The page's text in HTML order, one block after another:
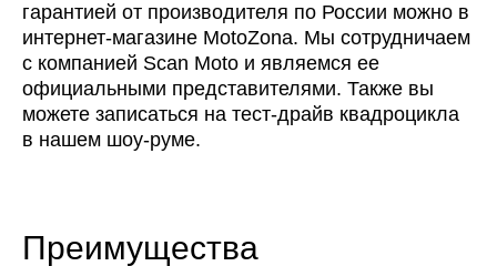
Ширина упаковки(мм)
Высота упаковки (мм)
ПОДВЕСКА
гарантией от производителя по России можно в
интернет-магазине MotoZona. Мы сотрудничаем
с компанией Scan Moto и являемся ее
официальными представителями. Также вы
можете записаться на тест-драйв квадроцикла
в нашем шоу-руме.
Преимущества